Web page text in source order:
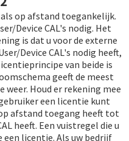
als op afstand toegankelijk.
Device CAL's nodig. Het
is dat u voor de externe
Device CAL's nodig heeft,
van beide is
geeft de meest
Houd er rekening mee
een licentie kunt
afstand toegang heeft tot
heeft. Een vuistregel die u
een licentie. Als uw bedrijf